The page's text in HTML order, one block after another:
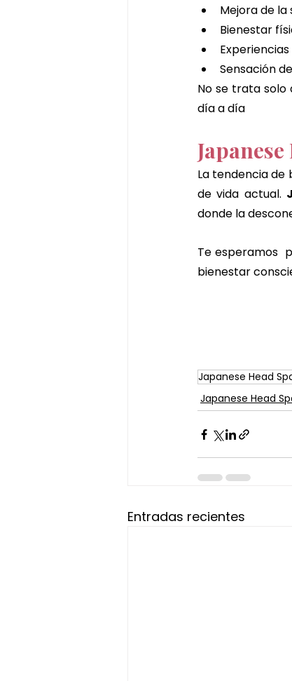
Mejora de
Bienestar
Sensación
No se trata solo
día a día
La tendencia de
de vida actual.
donde la
Te esperamos
bienestar
Japanese Head
Japanese Head
Entradas recientes